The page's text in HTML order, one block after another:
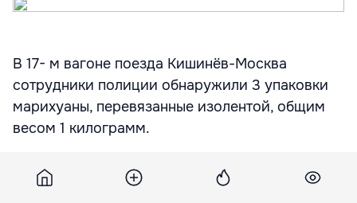
В 17- м вагоне поезда Кишинёв-Москва
сотрудники полиции обнаружили 3 упаковки
марихуаны, перевязанные изолентой, общим
весом 1 килограмм.
Хозяином «пакета» оказался 22-летний житель